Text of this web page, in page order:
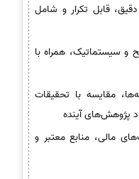
قابل تکرار و شامل
و سیستماتیک، همراه با
مقایسه با تحقیقات
پژوهش‌های آینده
مالی، منابع معتبر و